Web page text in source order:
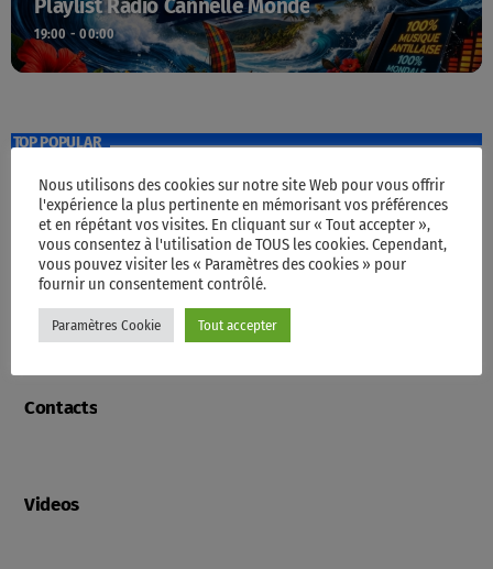
Playlist Radio Cannelle Monde
19:00 - 00:00
TOP POPULAR
Accueil
Programme
Contacts
Videos
Nous utilisons des cookies sur notre site Web pour vous offrir
l'expérience la plus pertinente en mémorisant vos préférences
et en répétant vos visites. En cliquant sur « Tout accepter »,
vous consentez à l'utilisation de TOUS les cookies. Cependant,
vous pouvez visiter les « Paramètres des cookies » pour
fournir un consentement contrôlé.
Paramètres Cookie Tout accepter